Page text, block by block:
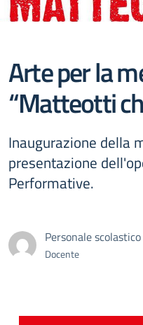
Arte per la
“Matteotti
Inaugurazione della
presentazione
Performative.
Personale scolastico
Docente